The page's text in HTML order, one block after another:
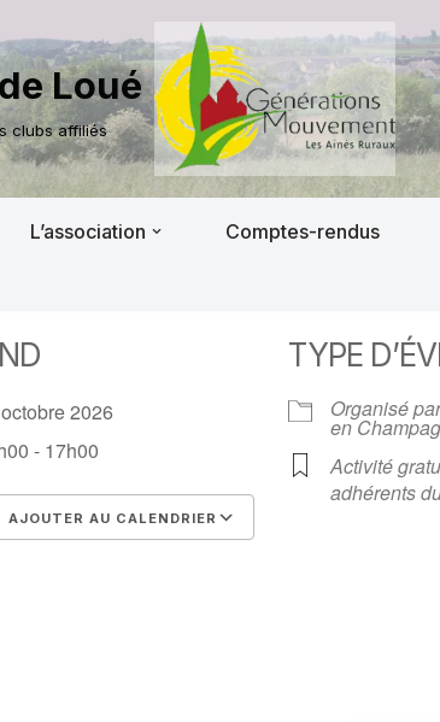
Loué
clubs affiliés
L’association Comptes-rendus
2026
- 17h00
AJOUTER AU CALENDRIER
TYPE
Organisé
en
Activité
adhérents